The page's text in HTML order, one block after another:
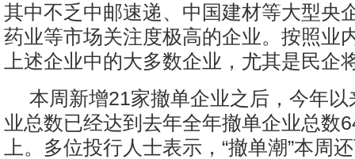
其中不乏中邮速递、中国建材等大型央
药业等市场关注度极高的企业。按照业
上述企业中的大多数企业，尤其是民企
本周新增21家撤单企业之后，今年
业总数已经达到去年全年撤单企业总数
上。多位投行人士表示，“撤单潮”本周